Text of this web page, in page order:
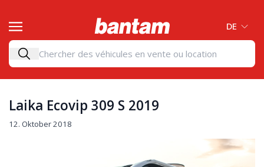
DE
Laika Ecovip 309 S 2019
12. Oktober 2018